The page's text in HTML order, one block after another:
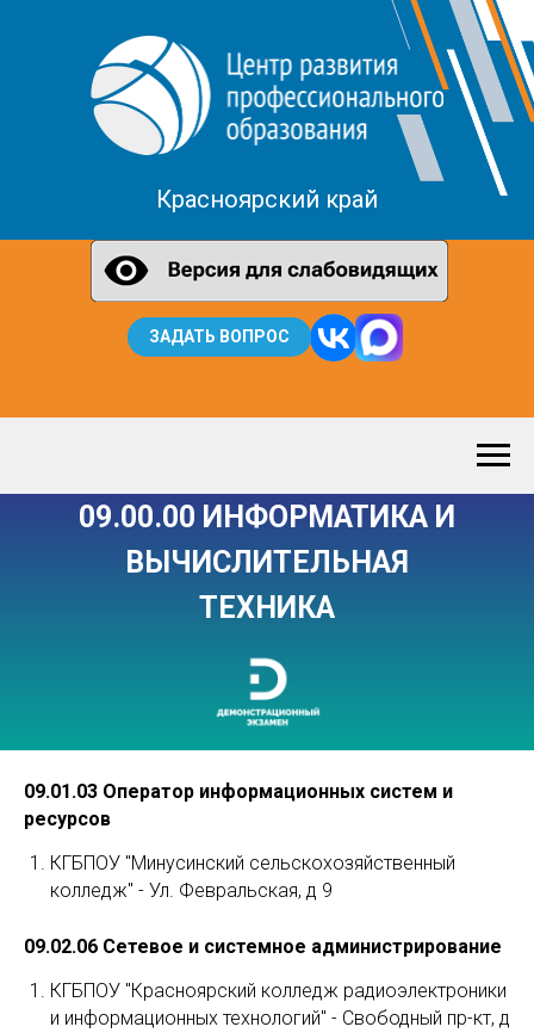
Красноярский край
ЗАДАТЬ ВОПРОС
09.00.00 ИНФОРМАТИКА И
ВЫЧИСЛИТЕЛЬНАЯ
ТЕХНИКА
09.01.03 Оператор информационных систем и
ресурсов
КГБПОУ "Минусинский сельскохозяйственный
колледж" - Ул. Февральская, д 9
09.02.06 Сетевое и системное администрирование
КГБПОУ "Красноярский колледж радиоэлектроники
и информационных технологий" - Свободный пр-кт, д